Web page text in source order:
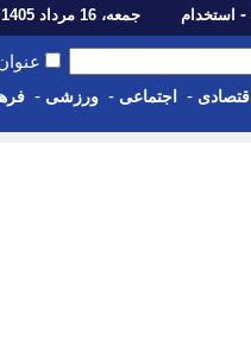
- استخدام جمعه، 16 مرداد 1405 - Thu, 06th Aug 2026
اقتصادی - اجتماعی - ورزشی -